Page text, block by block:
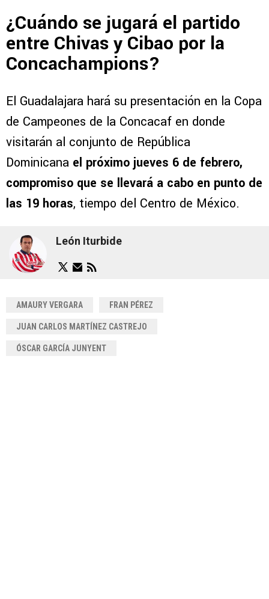
¿Cuándo se jugará el partido
entre Chivas y Cibao por la
Concachampions?
El Guadalajara hará su presentación en la Copa
de Campeones de la Concacaf en donde
visitarán al conjunto de República
Dominicana el próximo jueves 6 de febrero,
compromiso que se llevará a cabo en punto de
las 19 horas, tiempo del Centro de México.
León Iturbide
AMAURY VERGARA FRAN PÉREZ
JUAN CARLOS MARTÍNEZ CASTREJO
ÓSCAR GARCÍA JUNYENT